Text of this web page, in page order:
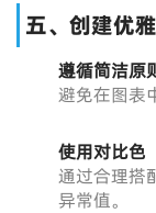
五、创建优
遵循简洁原
避免在图表
使用对比色
通过合理搭
异常值。